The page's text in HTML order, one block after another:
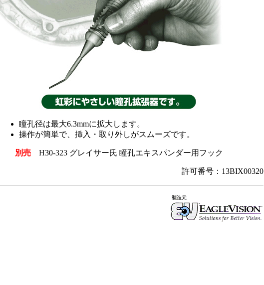
瞳孔径は最大6.3mmに拡大します。
操作が簡単で、挿入・取り外しがスムーズです。
別売 H30-323 グレイサー氏 瞳孔エキスパンダー用フック
許可番号：13BIX00320